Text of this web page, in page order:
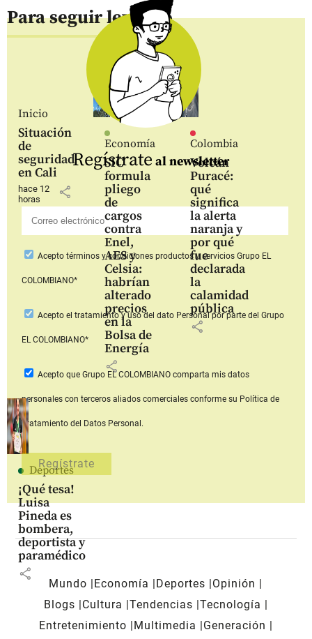
Para seguir leyendo
Inicio
Situación
de
seguridad
en Cali
hace 12
horas
share
Economía
SIC
formula
pliego
de
cargos
contra
Enel,
AES y
Celsia:
habrían
alterado
precios
en la
Bolsa de
Energía
share
Colombia
Volcán
Puracé:
qué
significa
la alerta
naranja y
por qué
fue
declarada
la
calamidad
pública
share
Deportes
¡Qué tesa!
Luisa
Pineda es
bombera,
deportista y
paramédico
share
Regístrate al newsletter
Aceptotérminos y condiciones productos y serviciosGrupo EL
COLOMBIANO*
Acepto el tratamiento y uso del dato Personalpor parte del Grupo
EL COLOMBIANO*
Acepto que Grupo EL COLOMBIANOcomparta mis datos
personales con terceros aliados comerciales conforme su Política de
Tratamiento del Datos Personal.
Mundo Economía Deportes
Opinión
Blogs
Cultura Tendencias Tecnología
Entretenimiento
Multimedia
Generación